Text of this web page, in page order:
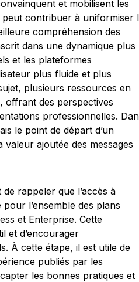
et mobilisent les
peut contribuer à uniformiser
compréhension des
dans une dynamique plus
et les plateformes
plus fluide et plus
plusieurs ressources en
offrant des perspectives
professionnelles.
le point de départ d’un
ajoutée des messages
rappeler que l’accès à
l’ensemble des plans
et Enterprise. Cette
et d’encourager
À cette étape, il est utile de
publiés par les
les bonnes pratiques et